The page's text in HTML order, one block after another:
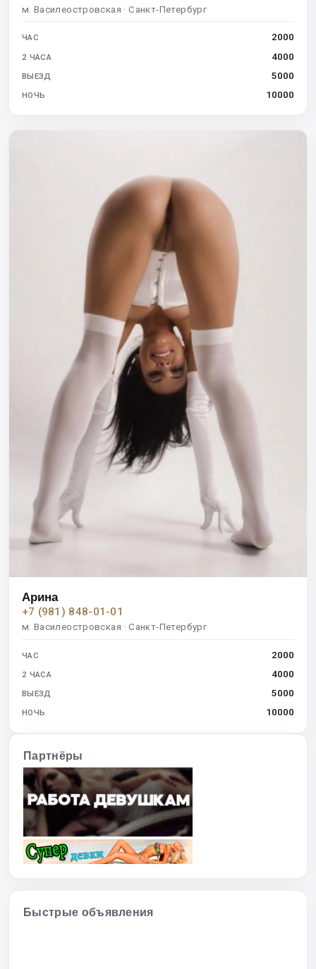
м. Василеостровская · Санкт-Петербург
ЧАС 2000
2 ЧАСА 4000
ВЫЕЗД 5000
НОЧЬ 10000
Арина
+7 (981) 848-01-01
м. Василеостровская · Санкт-Петербург
ЧАС 2000
2 ЧАСА 4000
ВЫЕЗД 5000
НОЧЬ 10000
Партнёры
Быстрые объявления